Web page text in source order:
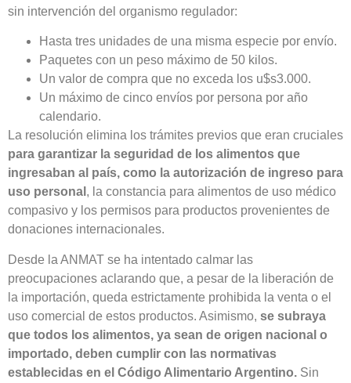
sin intervención del organismo regulador:
Hasta tres unidades de una misma especie por envío.
Paquetes con un peso máximo de 50 kilos.
Un valor de compra que no exceda los u$s3.000.
Un máximo de cinco envíos por persona por año
calendario.
La resolución elimina los trámites previos que eran cruciales
para garantizar la seguridad de los alimentos que
ingresaban al país, como la autorización de ingreso para
uso personal , la constancia para alimentos de uso médico
compasivo y los permisos para productos provenientes de
donaciones internacionales.
Desde la ANMAT se ha intentado calmar las
preocupaciones aclarando que, a pesar de la liberación de
la importación, queda estrictamente prohibida la venta o el
uso comercial de estos productos. Asimismo, se subraya
que todos los alimentos, ya sean de origen nacional o
importado, deben cumplir con las normativas
establecidas en el Código Alimentario Argentino. Sin